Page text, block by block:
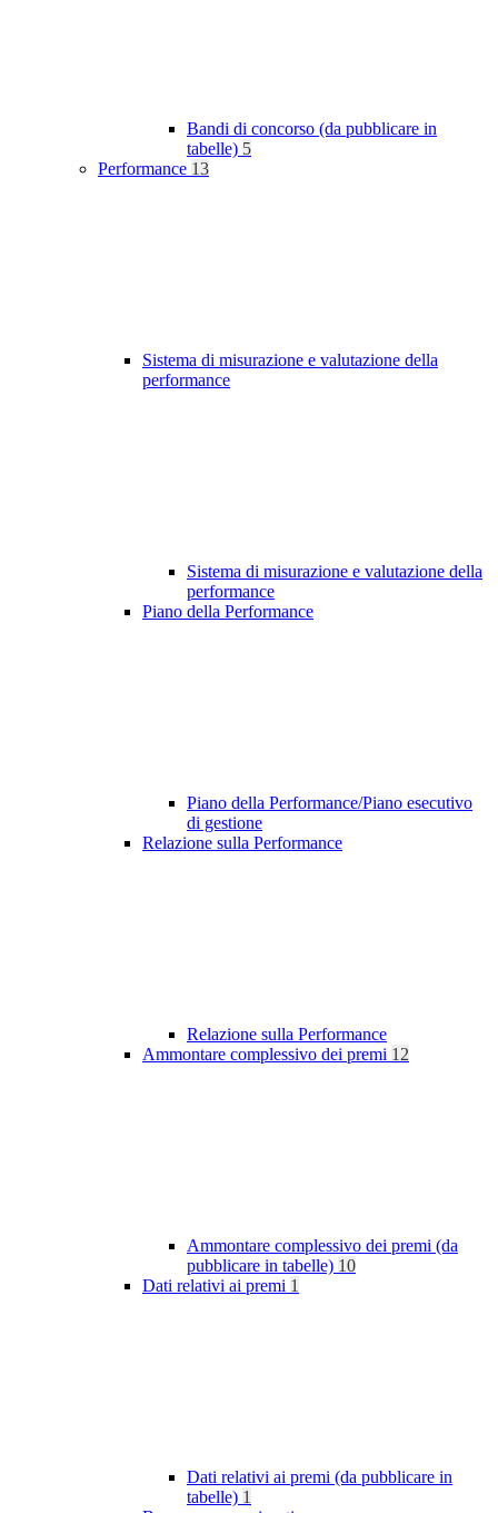
Bandi di concorso (da pubblicare in
tabelle) 5
Performance 13
Sistema di misurazione e valutazione della
performance
Sistema di misurazione e valutazione della
performance
Piano della Performance
Piano della Performance/Piano esecutivo
di gestione
Relazione sulla Performance
Relazione sulla Performance
Ammontare complessivo dei premi 12
Ammontare complessivo dei premi (da
pubblicare in tabelle) 10
Dati relativi ai premi 1
Dati relativi ai premi (da pubblicare in
tabelle) 1